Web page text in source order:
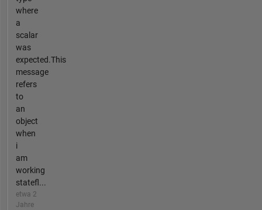
where
a
scalar
was
expected.This
message
refers
to
an
object
when
i
am
working
statefl...
etwa 2
Jahre